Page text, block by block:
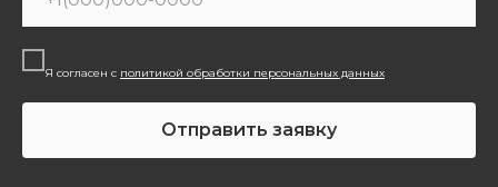
Я согласен с политикой обработки персональных данных
Отправить заявку